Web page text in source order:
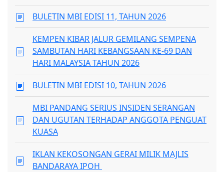
BULETIN MBI EDISI 11, TAHUN 2026
KEMPEN KIBAR JALUR GEMILANG SEMPENA
SAMBUTAN HARI KEBANGSAAN KE-69 DAN
HARI MALAYSIA TAHUN 2026
BULETIN MBI EDISI 10, TAHUN 2026
MBI PANDANG SERIUS INSIDEN SERANGAN
DAN UGUTAN TERHADAP ANGGOTA PENGUAT
KUASA
IKLAN KEKOSONGAN GERAI MILIK MAJLIS
BANDARAYA IPOH